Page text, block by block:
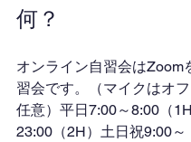
何？
オンライン自習会はZoom
習会です。（マイクはオ
任意）平日7:00～8:00（
23:00（2H）土日祝9:00～